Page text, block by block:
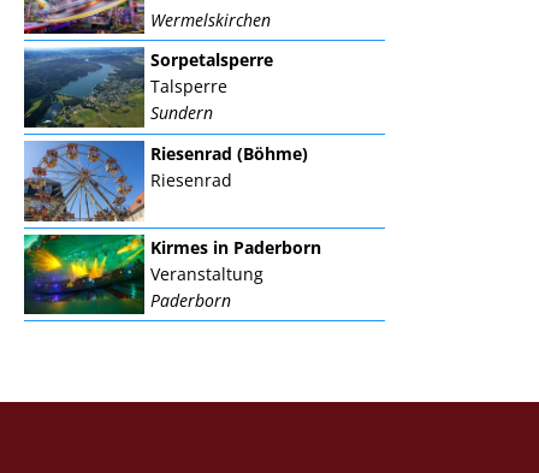
Wermelskirchen
Sorpetalsperre
Talsperre
Sundern
Riesenrad (Böhme)
Riesenrad
Kirmes in Paderborn
Veranstaltung
Paderborn